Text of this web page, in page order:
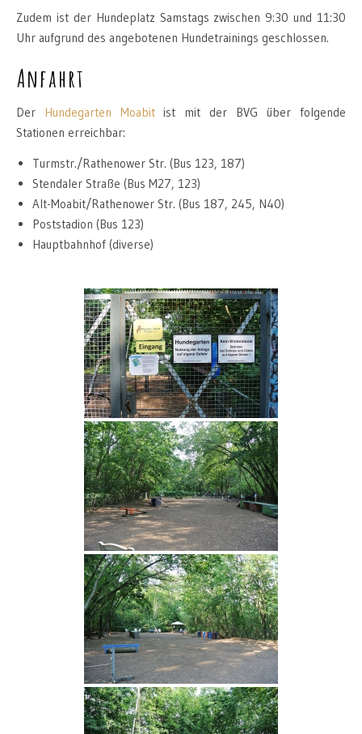
Zudem ist der Hundeplatz Samstags zwischen 9:30 und 11:30
Uhr aufgrund des angebotenen Hundetrainings geschlossen.
Anfahrt
Der Hundegarten Moabitist mit der BVG über folgende
Stationen erreichbar:
Turmstr./Rathenower Str. (Bus 123, 187)
Stendaler Straße (Bus M27, 123)
Alt-Moabit/Rathenower Str. (Bus 187, 245, N40)
Poststadion (Bus 123)
Hauptbahnhof (diverse)